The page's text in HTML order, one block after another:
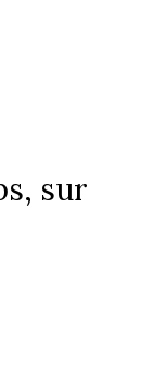
sur